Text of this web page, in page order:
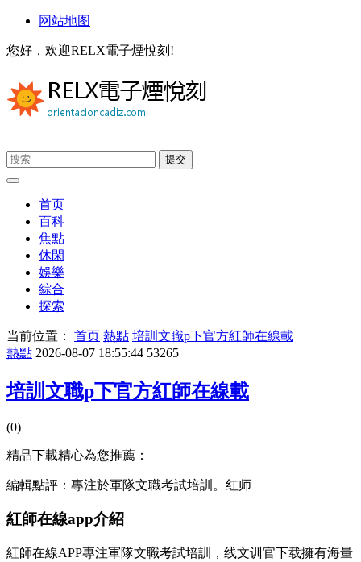
网站地图
您好，欢迎RELX電子煙悅刻!
首页
百科
焦點
休閑
娛樂
綜合
探索
当前位置： 首页 熱點 培訓文職p下官方紅師在線載
熱點 2026-08-07 18:55:44 53265
培訓文職p下官方紅師在線載
(0)
精品下載精心為您推薦：
編輯點評：專注於軍隊文職考試培訓。红师
紅師在線app介紹
紅師在線APP專注軍隊文職考試培訓，线文训官下载擁有海量